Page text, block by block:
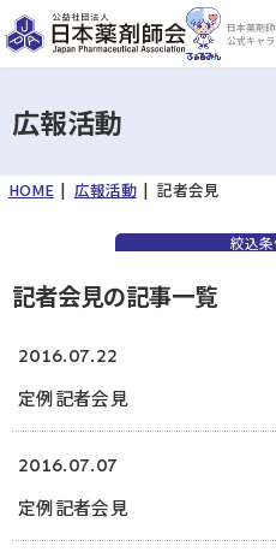
日本薬剤
公式キャ
国民の
広報活動
HOME 広報活動 記者会見
絞込
記者会見の記事一覧
2016.07.22
定例記者会見
2016.07.07
定例記者会見